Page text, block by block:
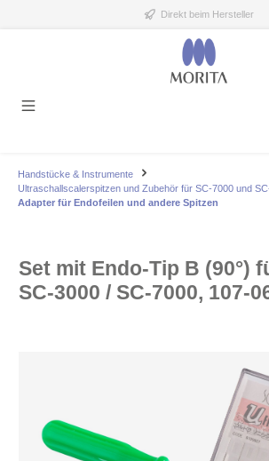
Direkt beim Hersteller
Handstücke & Instrumente
Ultraschallscalerspitzen und Zubehör für SC-7000 und
Adapter für Endofeilen und andere Spitzen
Set mit Endo-Tip B (90°)
SC-3000 / SC-7000, 107-